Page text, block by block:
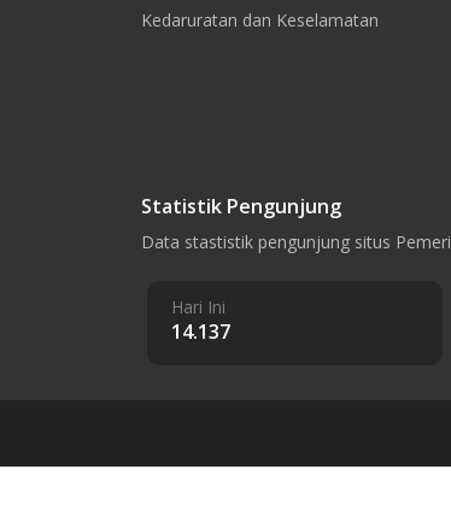
Kedaruratan dan Keselamatan
Statistik Pengunjung
Data stastistik pengunjung situs
Hari Ini
14.137